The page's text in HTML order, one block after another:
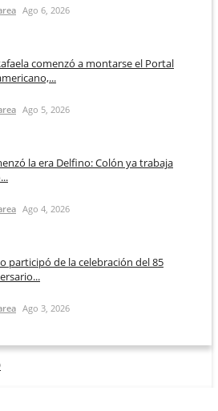
Ago 6, 2026
comenzó a montarse el Portal
Ago 5, 2026
la era Delfino: Colón ya trabaja
Ago 4, 2026
participó de la celebración del 85
Ago 3, 2026